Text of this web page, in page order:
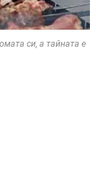
си, а тайната е